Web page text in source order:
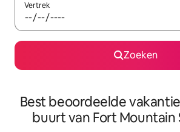
Vertrek
Zoeken
Best beoordeelde
buurt van Fort Mountain